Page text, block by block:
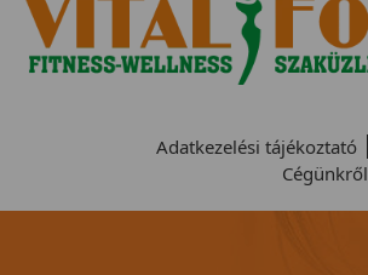
Adatkezelési tájékoztató
Cégünkről